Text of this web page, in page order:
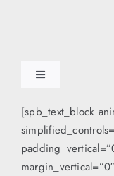
Toggle
Start
OM
[spb_text_block